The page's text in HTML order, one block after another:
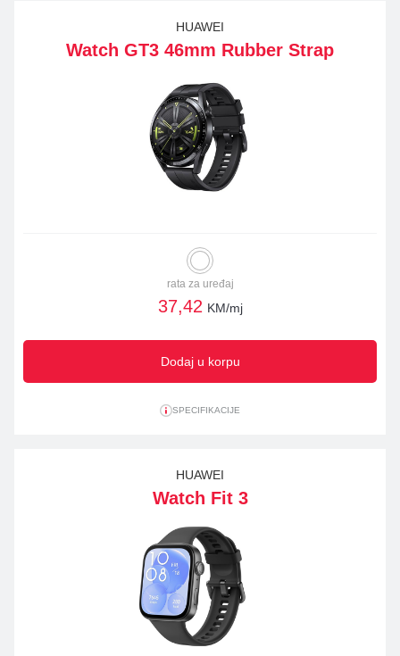
HUAWEI
Watch GT3 46mm Rubber Strap
rata za uređaj
37,42 KM/mj
Dodaj u korpu
SPECIFIKACIJE
HUAWEI
Watch Fit 3